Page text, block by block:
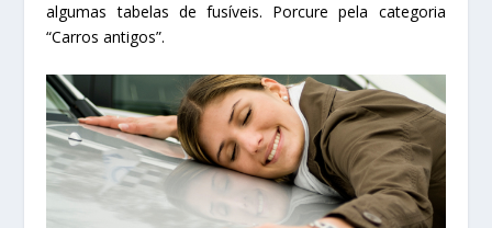
algumas tabelas de fusíveis. Porcure pela categoria
“Carros antigos”.